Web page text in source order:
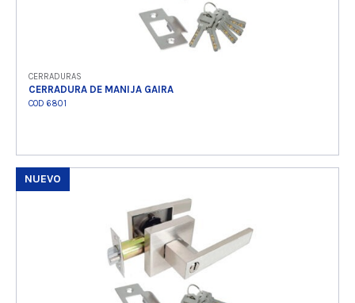
CERRADURAS
CERRADURA DE MANIJA GAIRA
COD 6801
NUEVO